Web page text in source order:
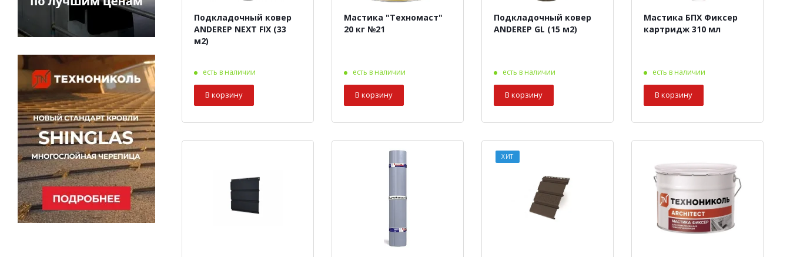
Подкладочный ковер
ANDEREP NEXT FIX (33
м2)
есть в наличии
В корзину
Мастика "Техномаст"
20 кг №21
есть в наличии
В корзину
Подкладочный ковер
ANDEREP GL (15 м2)
есть в наличии
В корзину
Мастика БПХ Фиксер
картридж 310 мл
есть в наличии
В корзину
ХИТ